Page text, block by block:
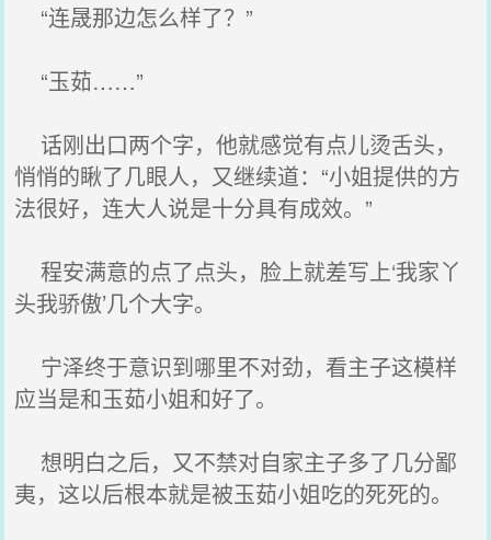
“连晟那边怎么样了？”
“玉茹……”
话刚出口两个字，他就感觉有点儿烫舌头，
悄悄的瞅了几眼人，又继续道：“小姐提供的方
法很好，连大人说是十分具有成效。”
程安满意的点了点头，脸上就差写上‘我家丫
头我骄傲’几个大字。
宁泽终于意识到哪里不对劲，看主子这模样
应当是和玉茹小姐和好了。
想明白之后，又不禁对自家主子多了几分鄙
夷，这以后根本就是被玉茹小姐吃的死死的。